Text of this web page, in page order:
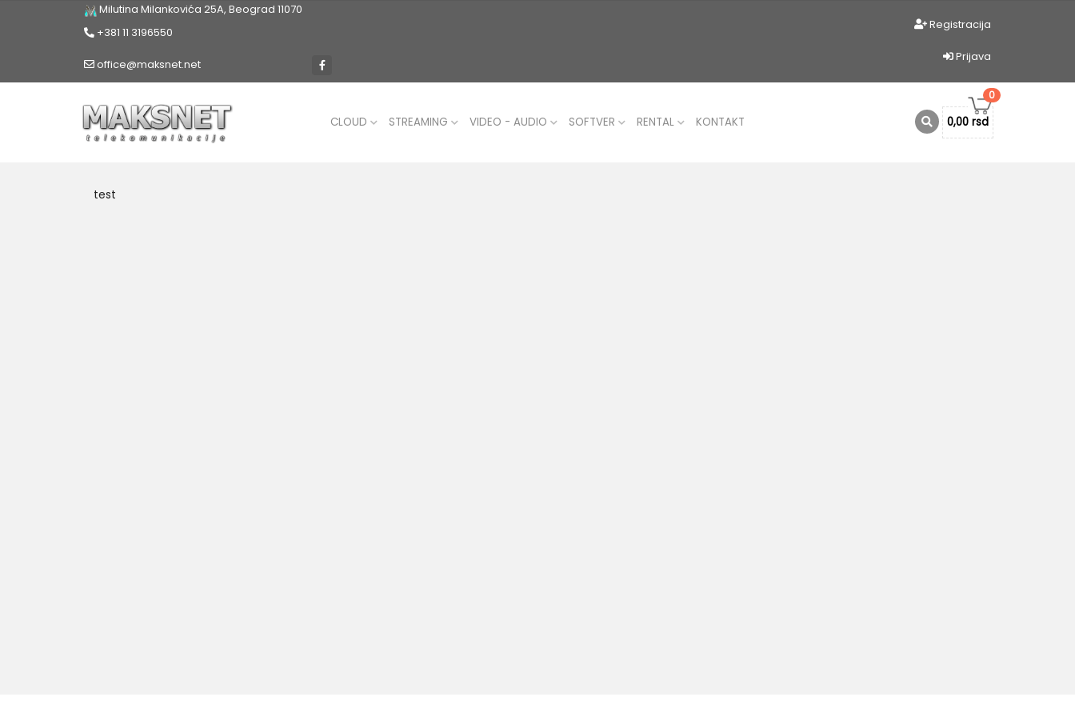
Milutina Milankovića 25A, Beograd 11070
+381 11 3196550
office@maksnet.net
Registracija
Prijava
CLOUD STREAMING VIDEO - AUDIO SOFTVER RENTAL KONTAKT
0
0,00 rsd
test